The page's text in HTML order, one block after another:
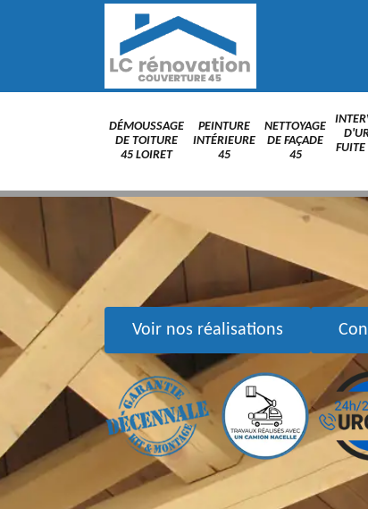
DÉMOUSSAGE
DE TOITURE
45 LOIRET
PEINTURE
INTÉRIEURE
45
NETTOYAGE
DE FAÇADE
45
FUITE
Voir nos réalisations